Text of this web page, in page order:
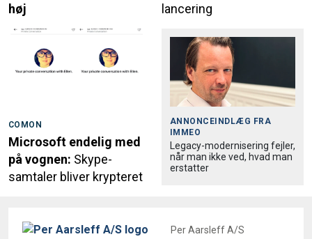
høj
lancering
COMON
Microsoft endelig med
på vognen: Skype-
samtaler bliver krypteret
ANNONCEINDLÆG FRA
IMMEO
Legacy-modernisering fejler,
når man ikke ved, hvad man
erstatter
Per Aarsleff A/S